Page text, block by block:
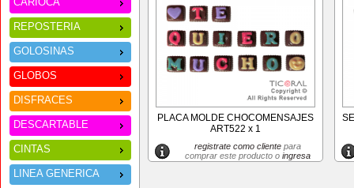
REPOSTERIA
GOLOSINAS
GLOBOS
DISFRACES
DESCARTABLE
CINTAS
LINEA GENERICA
PLACA MOLDE CHOCOMENSAJES
ART522 x 1
registrate como clientepara
comprar este producto o ingresa